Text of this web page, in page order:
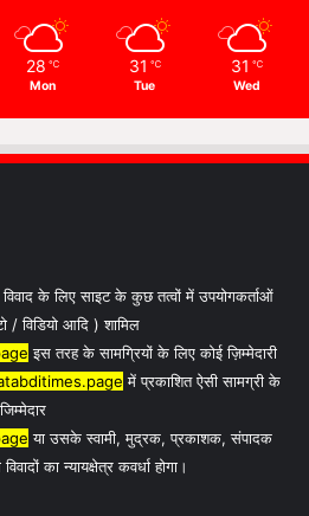
28 ℃
Mon
31 ℃
Tue
31 ℃
Wed
के लिए साइट के कुछ तत्वों में उपयोगकर्ताओं
/ विडियो आदि ) शामिल
इस तरह के सामग्रियों के लिए कोई ज़िम्मेदारी
में प्रकाशित ऐसी सामग्री के
या उसके स्वामी, मुद्रक, प्रकाशक, संपादक
का न्यायक्षेत्र कवर्धा होगा।